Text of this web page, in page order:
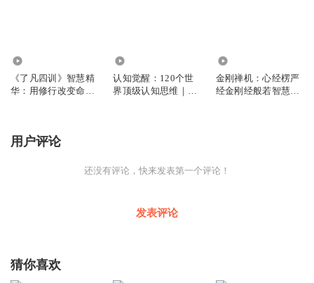
《了凡四训》智慧精
华：用修行改变命运
认知觉醒：120个世
界顶级认知思维｜认
金刚禅机：心经楞严
经金刚经般若智慧｜
用户评论
还没有评论，快来发表第一个评论！
发表评论
猜你喜欢